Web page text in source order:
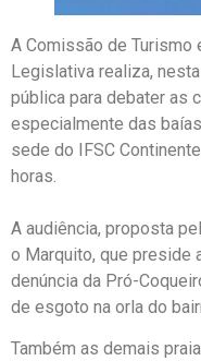
A Comissão de
Legislativa realiza,
pública para debater as
especialmente das
sede do IFSC
horas.
A audiência, proposta
o Marquito, que preside
denúncia da Pró-
de esgoto na orla do
Também as demais